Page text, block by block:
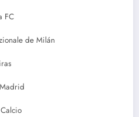
FC
de Milán